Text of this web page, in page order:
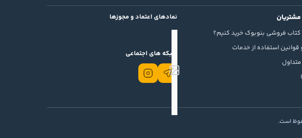
کتاب فروشی بنوبوک خرید کنیم؟
قوانین استفاده از خدمات
نمادهای اعتماد و مجوزها
شبکه های اجتماعی
است.